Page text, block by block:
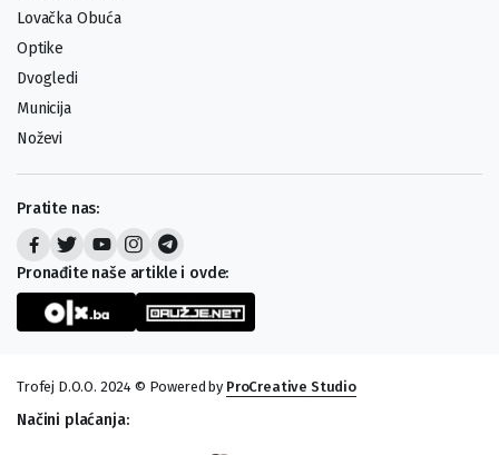
Lovačka Obuća
Optike
Dvogledi
Municija
Noževi
Pratite nas:
Pronađite naše artikle i ovde:
Trofej D.O.O. 2024 © Powered by ProCreative Studio
Načini plaćanja: